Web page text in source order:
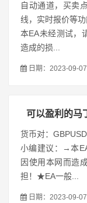
自动通道，买卖
线，实时报价
本EA未经测试，
造成的损...
日期：2023-09-
可以盈利的马
货币对：
小编建议：→本
因使用本网而造
担！★EA一般...
日期：2023-09-